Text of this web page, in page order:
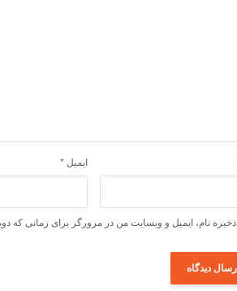
ایمیل *
ذخیره نام، ایمیل و وبسایت من در مرورگر برای زمانی که